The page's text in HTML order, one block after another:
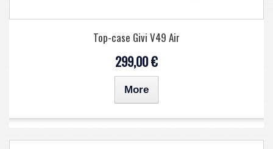
Top-case Givi V49 Air
299,00 €
More